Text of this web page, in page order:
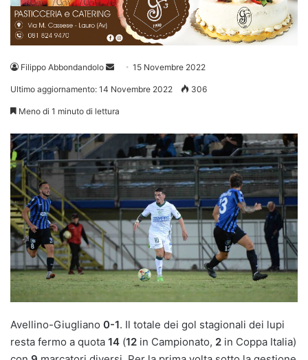
Filippo Abbondandolo
Invia 15 Novembre 2022
Ultimo aggiornamento: 14 Novembre 2022 306
Meno di 1 minuto di lettura
Avellino-Giugliano 0-1. Il totale dei gol stagionali dei lupi
resta fermo a quota 14 (12 in Campionato, 2 in Coppa Italia)